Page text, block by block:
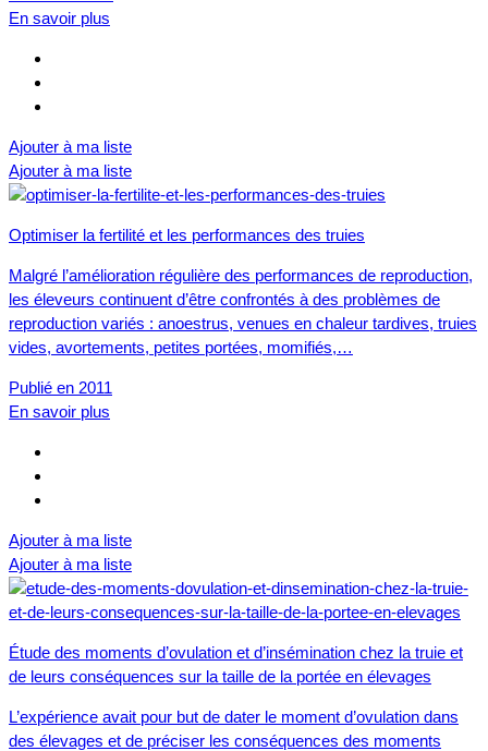
En savoir plus
Ajouter à ma liste
Ajouter à ma liste
Optimiser la fertilité et les performances des truies
Malgré l’amélioration régulière des performances de reproduction,
les éleveurs continuent d’être confrontés à des problèmes de
reproduction variés : anoestrus, venues en chaleur tardives, truies
vides, avortements, petites portées, momifiés,…
Publié en 2011
En savoir plus
Ajouter à ma liste
Ajouter à ma liste
Étude des moments d’ovulation et d’insémination chez la truie et
de leurs conséquences sur la taille de la portée en élevages
L’expérience avait pour but de dater le moment d’ovulation dans
des élevages et de préciser les conséquences des moments